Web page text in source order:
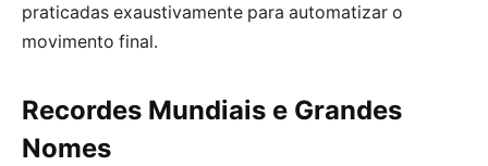
praticadas exaustivamente para automatizar o
movimento final.
Recordes Mundiais e Grandes
Nomes